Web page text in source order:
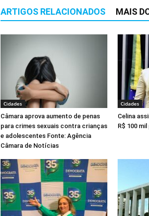
ARTIGOS RELACIONADOS MAIS
Cidades
Câmara aprova aumento de penas
para crimes sexuais contra crianças
e adolescentes Fonte: Agência
Câmara de Notícias
Cidades
Celina
R$ 100